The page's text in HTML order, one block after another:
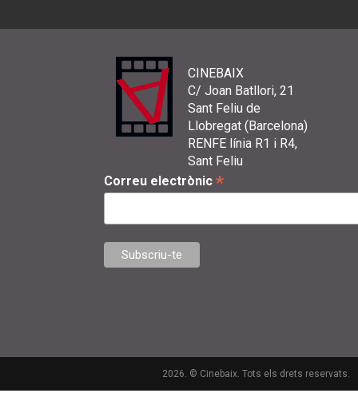
CINEBAIX
C/ Joan Batllori, 21
Sant Feliu de
Llobregat (Barcelona)
RENFE línia R1 i R4,
Sant Feliu
Correu electrònic *
2026. © Cinebaix. Tots els drets reservats.